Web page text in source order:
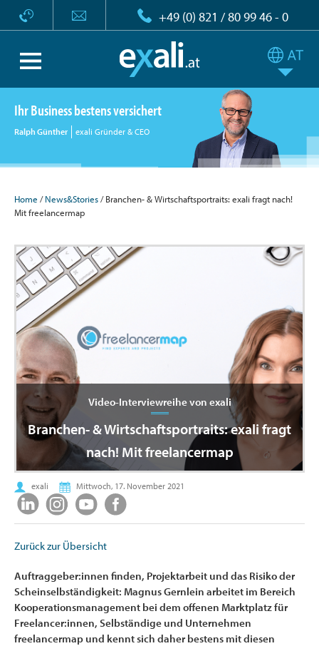
+49 (0) 821 / 80 99 46 - 0
Ihr Business bestens versichert
Ralph Günther exali Gründer & CEO
Home /News&Stories/ Branchen- & Wirtschaftsportraits: exali fragt nach!
Mit freelancermap
Video-Interviewreihe von exali
Branchen- & Wirtschaftsportraits: exali fragt
nach! Mit freelancermap
exali Mittwoch, 17. November 2021
Zurück zur Übersicht
Auftraggeber:innen finden, Projektarbeit und das Risiko der
Scheinselbständigkeit: Magnus Gernlein arbeitet im Bereich
Kooperationsmanagement bei dem offenen Marktplatz für
Freelancer:innen, Selbständige und Unternehmen
freelancermap und kennt sich daher bestens mit diesen